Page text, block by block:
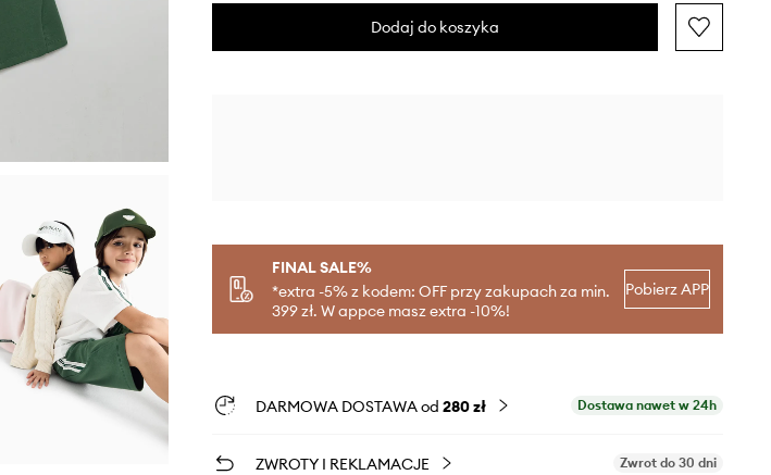
Dodaj do koszyka
FINAL SALE%
*extra -5% z kodem: OFF przy zakupach za min.
399 zł. W appce masz extra -10%!
Pobierz APP
DARMOWA DOSTAWA od 280 zł Dostawa nawet w 24h
ZWROTY I REKLAMACJE Zwrot do 30 dni